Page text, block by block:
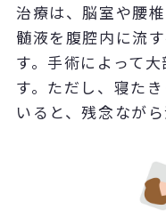
治療は、脳室や腰
髄液を腹腔内に流
す。手術によって
す。ただし、寝た
いると、残念なが